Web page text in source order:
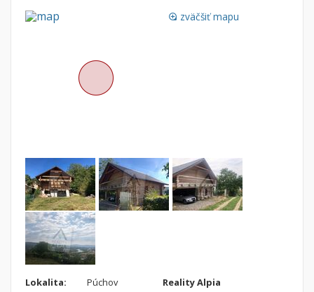
Nebytové priestory
Administratívne, obchodné
searchHľadaj
Uložiť vyhľadávanie
loupe zväčšiť mapu
Lokalita:
Púchov
Reality Alpia